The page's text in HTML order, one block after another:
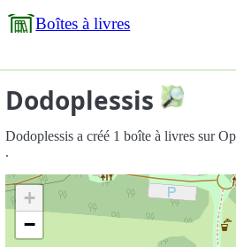
Boîtes à livres
Dodoplessis
Dodoplessis a créé 1 boîte à livres sur
.
+
−